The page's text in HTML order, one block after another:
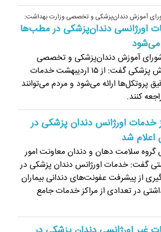
آموزش دندان‌پزشکی و تخصصی وزارت بهداشت:
اورژانسی دندان‌پزشکی در مطب‌ها
می‌شود
آموزش دندان‌پزشکی و تخصصی
وزارت بهداشت، درمان و آموزش پزشکی گفت: از ۱۵ اردیبهشت خدمات
پروتکل‌ها ارائه می‌شود و مردم می‌توانند
کنند.
خدمات اورژانس دندان پزشکی در
اعلام شد
سلامت دهان و دندان معاونت امور
گفت: خدمات اورژانس دندان پزشکی در
از پیشرفت عفونت‌های دندانی بیماران
در تعدادی از مراکز خدمات جامع